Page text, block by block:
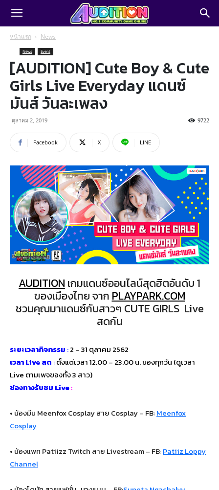
หน้าแรก News
News Event
[AUDITION] Cute Boy & Cute
Girls Live Everyday แดนซ์
มันส์ วันละเพลง
ตุลาคม 2, 2019 9722
Facebook X LINE
AUDITION เกมแดนซ์ออนไลน์สุดฮิตอันดับ 1
ของเมืองไทย จาก PLAYPARK.COM
ชวนคุณมาแดนซ์กับสาวๆ CUTE GIRLS Live
สดกัน
ระยะเวลากิจกรรม :2 – 31 ตุลาคม 2562
เวลา Live สด :ตั้งแต่เวลา 12.00 – 23.00 น. ของทุกวัน (ดูเวลา
Live ตามเพจของทั้ง 3 สาว)
ช่องทางรับชม Live:
• น้องมีน Meenfox Cosplay สาย Cosplay – FB:Meenfox
Cosplay
• น้องแพท Patiizz Twitch สาย Livestream – FB:Patiiz Loppy
Channel